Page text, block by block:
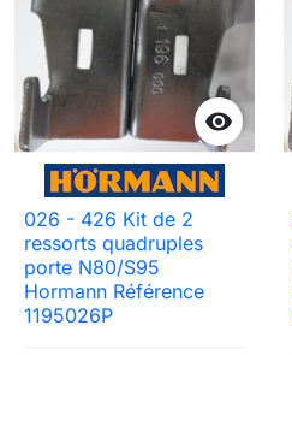

026 - 426 Kit de 2
ressorts quadruples
porte N80/S95
Hormann Référence
1195026P